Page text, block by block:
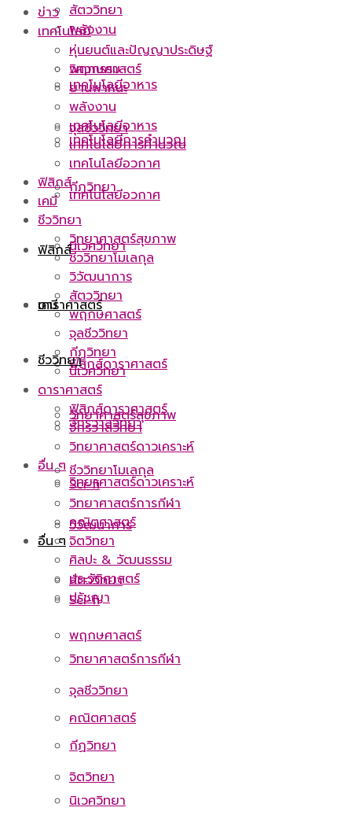
สัตววิทยา
พฤกษศาสตร์
จุลชีววิทยา
กีฏวิทยา
นิเวศวิทยา
ดาราศาสตร์
ฟิสิกส์ดาราศาสตร์
จักรวาลวิทยา
วิทยาศาสตร์ดาวเคราะห์
อื่น ๆ
Sci-fi
วิทยาศาสตร์การกีฬา
คณิตศาสตร์
จิตวิทยา
พลังงาน
เทคโนโลยีอาหาร
เทคโนโลยีการคำนวณ
เทคโนโลยีอวกาศ
ฟิสิกส์
เคมี
ชีววิทยา
วิทยาศาสตร์สุขภาพ
ชีววิทยาโมเลกุล
วิวัฒนาการ
สัตววิทยา
พฤกษศาสตร์
จุลชีววิทยา
กีฏวิทยา
นิเวศวิทยา
ข่าว
เทคโนโลยี
หุ่นยนต์และปัญญาประดิษฐ์
วิศวกรรม
ยานพาหนะ
พลังงาน
เทคโนโลยีอาหาร
เทคโนโลยีการคำนวณ
เทคโนโลยีอวกาศ
ฟิสิกส์
เคมี
ชีววิทยา
วิทยาศาสตร์สุขภาพ
ชีววิทยาโมเลกุล
วิวัฒนาการ
สัตววิทยา
พฤกษศาสตร์
จุลชีววิทยา
กีฏวิทยา
นิเวศวิทยา
ดาราศาสตร์
ฟิสิกส์ดาราศาสตร์
จักรวาลวิทยา
วิทยาศาสตร์ดาวเคราะห์
อื่น ๆ
Sci-fi
วิทยาศาสตร์การกีฬา
คณิตศาสตร์
จิตวิทยา
ศิลปะ & วัฒนธรรม
ประวัติศาสตร์
ปรัชญา